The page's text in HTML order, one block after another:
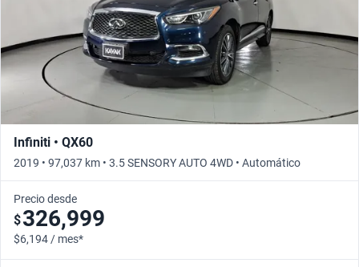
Infiniti • QX60
2019 • 97,037 km • 3.5 SENSORY AUTO 4WD • Automático
Precio desde
$326,999
$6,194 / mes*